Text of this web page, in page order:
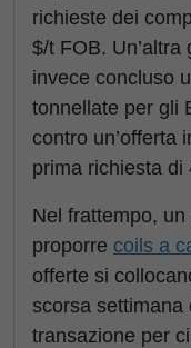
richieste dei
$/t FOB.
invece concluso
tonnellate per gli
contro un’offerta
prima richiesta di
Nel frattempo,
proporre coils a
offerte si
scorsa settimana
transazione per